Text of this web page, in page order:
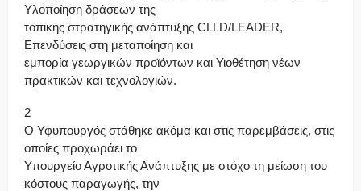
Υλοποίηση δράσεων της
τοπικής στρατηγικής ανάπτυξης CLLD/LEADER,
Επενδύσεις στη μεταποίηση και
εμπορία γεωργικών προϊόντων και Υιοθέτηση νέων
πρακτικών και τεχνολογιών.
2
Ο Υφυπουργός στάθηκε ακόμα και στις παρεμβάσεις, στις
οποίες προχωράει το
Υπουργείο Αγροτικής Ανάπτυξης με στόχο τη μείωση του
κόστους παραγωγής, την